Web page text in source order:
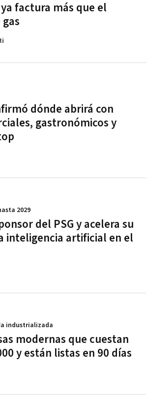
factura más que el
dónde abrirá con
gastronómicos y
del PSG y acelera su
inteligencia artificial en el
2029
modernas que cuestan
y están listas en 90 días
industrializada